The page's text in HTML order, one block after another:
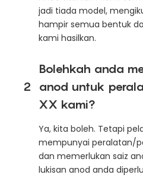
jadi tiada model,
hampir semua bentuk
kami hasilkan.
2
Bolehkah anda
anod untuk
XX kami?
Ya, kita boleh. Tetapi
mempunyai peralatan/
dan memerlukan saiz
lukisan anod anda